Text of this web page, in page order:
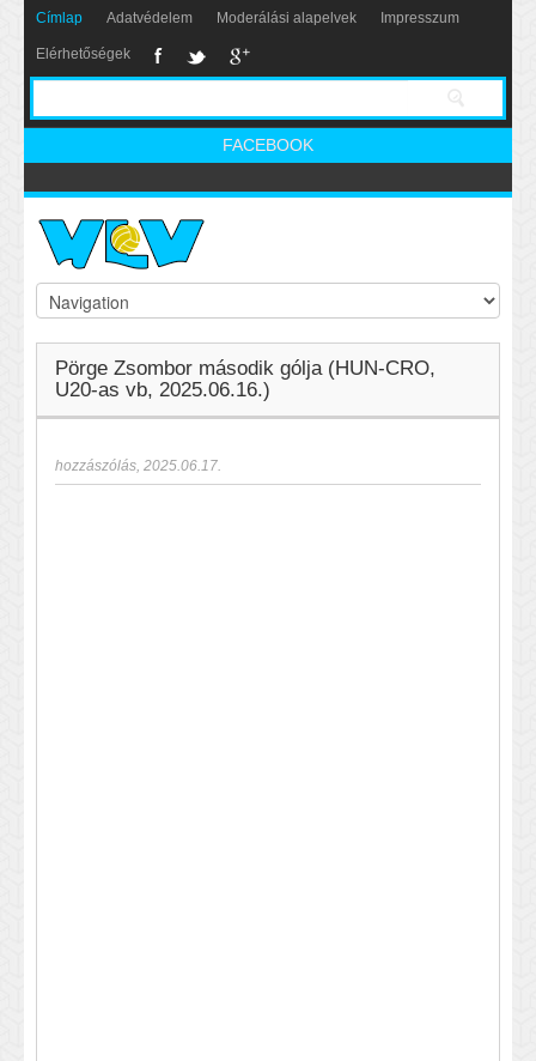
Címlap Adatvédelem Moderálási alapelvek Impresszum
Elérhetőségek
FACEBOOK
Pörge Zsombor második gólja (HUN-CRO,
U20-as vb, 2025.06.16.)
hozzászólás, 2025.06.17.